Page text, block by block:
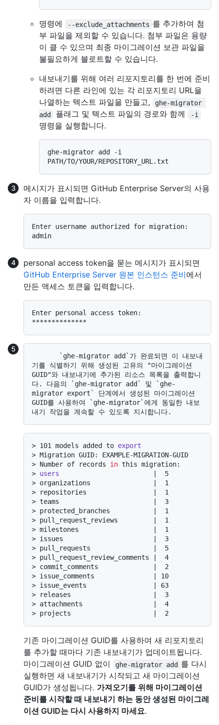
명령에 --exclude_attachments 를 추가하여 첨
부 파일을 제외할 수 있습니다. 첨부 파일은 용량
이 클 수 있으며 최종 마이그레이션 보관 파일을
불필요하게 블로트할 수 있습니다.
내보내기를 위해 여러 리포지토리를 한 번에 준비
하려면 다른 라인에 있는 각 리포지토리 URL을
나열하는 텍스트 파일을 만들고,
ghe-migrator
add
플래그 및 텍스트 파일의 경로와 함께 -i
명령을 실행합니다.
ghe-migrator add -i
메시지가 표시되면 GitHub Enterprise Server의 사용
자 이름을 입력합니다.
Enter username authorized for migration:
personal access token을 묻는 메시지가 표시되면
GitHub Enterprise Server 원본 인스턴스 준비에서
만든 액세스 토큰을 입력합니다.
Enter personal access token:
기를 식별하기 위해 생성된 고유의 "마이그레이션
GUID"와 내보내기에 추가된 리소스 목록을 출력합니
다. 다음의 `ghe-migrator add` 및 `ghe-
migrator export` 단계에서 생성된 마이그레이션
GUID를 사용하여 `ghe-migrator`에게 동일한 내보
> 101 models added to export
> Migration GUID: EXAMPLE-MIGRATION-GUID
> Number of records in this migration:
> users
                        |  5
> organizations                |  1
>
repositories                 |  1
> teams                        |  3
> protected_branches           |  1
> pull_request_reviews         |  1
> milestones                   |  1
> issues                       |  3
> pull_requests                |  5
> pull_request_review_comments |  4
> commit_comments              |  2
> issue_comments               | 10
> issue_events                 | 63
>
releases                     |  3
> attachments                  |  4
> projects                     |  2
기존 마이그레이션 GUID를 사용하여 새 리포지토리
를 추가할 때마다 기존 내보내기가 업데이트됩니다.
마이그레이션 GUID 없이
ghe-migrator add 를 다시
실행하면 새 내보내기가 시작되고 새 마이그레이션
GUID가 생성됩니다. 가져오기를 위해 마이그레이션
준비를 시작할 때 내보내기 하는 동안 생성된 마이그레
이션 GUID는 다시 사용하지 마세요.